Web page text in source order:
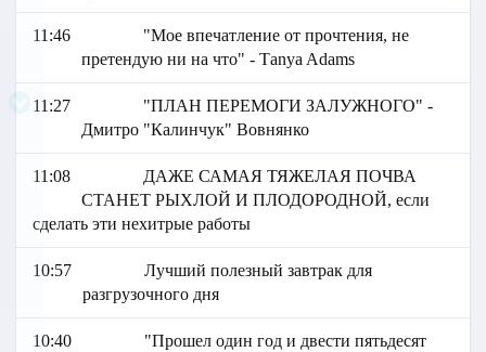
11:46
"Мое впечатление от прочтения, не
претендую ни на что" - Тanya Adams
11:27
"ПЛАН ПЕРЕМОГИ ЗАЛУЖНОГО" -
Дмитро "Калинчук" Вовнянко
11:08
ДАЖЕ САМАЯ ТЯЖЕЛАЯ ПОЧВА
СТАНЕТ РЫХЛОЙ И ПЛОДОРОДНОЙ, если
сделать эти нехитрые работы
10:57
Лучший полезный завтрак для
разгрузочного дня
10:40
"Прошел один год и двести пятьдесят